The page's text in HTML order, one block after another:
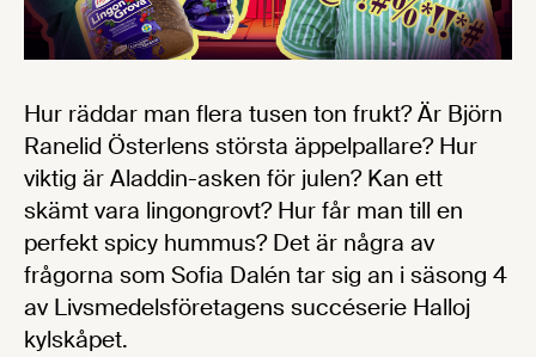
Hur räddar man flera tusen ton frukt? Är Björn
Ranelid Österlens största äppelpallare? Hur
viktig är Aladdin-asken för julen? Kan ett
skämt vara lingongrovt? Hur får man till en
perfekt spicy hummus? Det är några av
frågorna som Sofia Dalén tar sig an i säsong 4
av Livsmedelsföretagens succéserie Halloj
kylskåpet.